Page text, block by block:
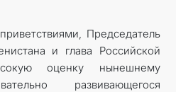
Председатель
и глава Российской
оценку нынешнему
развивающегося